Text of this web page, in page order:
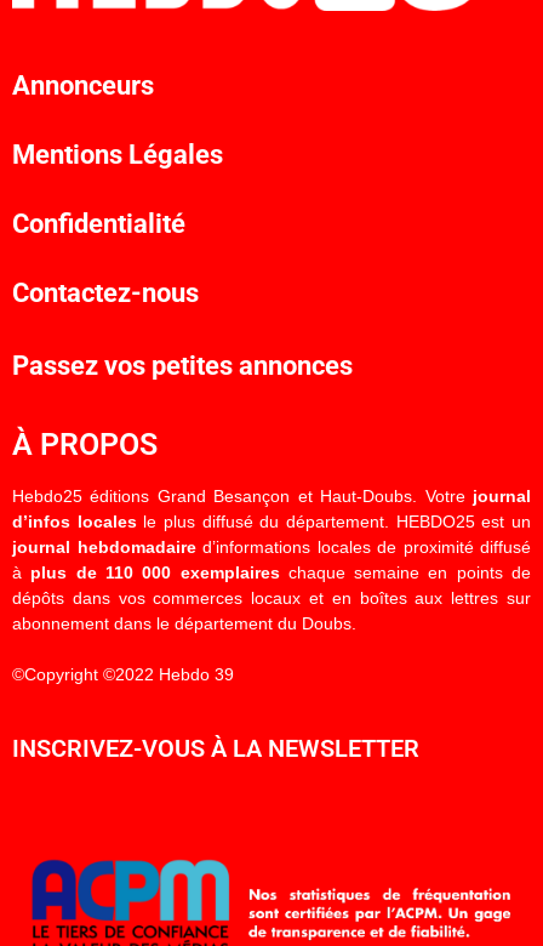
Annonceurs
Mentions Légales
Confidentialité
Contactez-nous
Passez vos petites annonces
À PROPOS
Hebdo25 éditions Grand Besançon et Haut-Doubs. Votre journal
d’infos localesle plus diffusé du département. HEBDO25 est un
journal hebdomadaired’informations locales de proximité diffusé
à plus de 110 000 exemplaireschaque semaine en points de
dépôts dans vos commerces locaux et en boîtes aux lettres sur
abonnement dans le département du Doubs.
©Copyright ©2022 Hebdo 39
INSCRIVEZ-VOUS À LA NEWSLETTER